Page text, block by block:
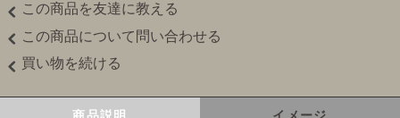
この商品を友達に教える
この商品について問い合わせる
買い物を続ける